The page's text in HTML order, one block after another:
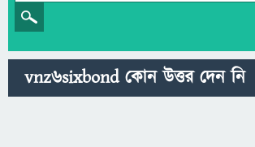
vnz6sixbond কোন উত্তর দেন নি